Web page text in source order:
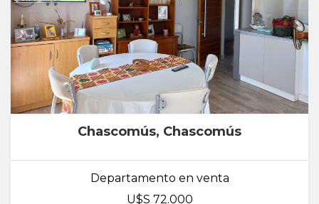
Chascomús, Chascomús
Departamento en venta
U$S 72.000